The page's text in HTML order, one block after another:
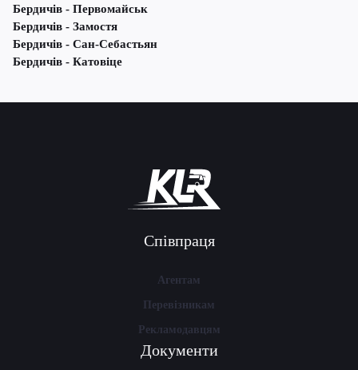
Бердичів - Первомайськ
Бердичів - Замостя
Бердичів - Сан-Себастьян
Бердичів - Катовіце
Співпраця
Агентам
Перевізникам
Рекламодавцям
Документи